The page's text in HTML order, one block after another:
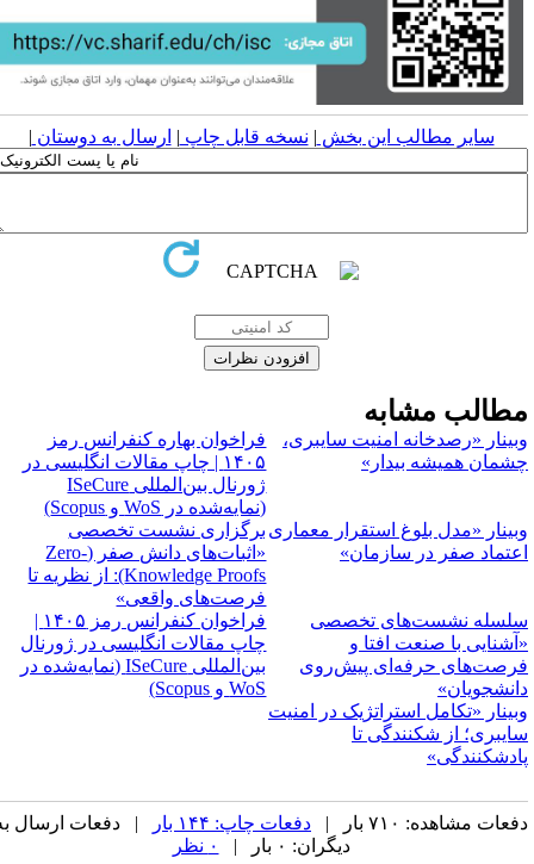
سایر مطالب این بخش | نسخه قابل چاپ| ارسال به دوستان|
مشابه
«رصدخانه امنیت سایبری،
همیشه بیدار»
فراخوان بهاره کنفرانس رمز
۱۴۰۵ | چاپ مقالات انگلیسی در
ژورنال بین‌المللی ISeCure
(نمایه‌شده در WoS و Scopus)
«مدل بلوغ استقرار معماری
صفر در سازمان»
برگزاری نشست تخصصی
«اثبات‌های دانش صفر (Zero-
Knowledge Proofs): از نظریه تا
فرصت‌های واقعی»
نشست‌های تخصصی
با صنعت افتا و
حرفه‌ای پیش‌روی
فراخوان کنفرانس رمز ۱۴۰۵ |
چاپ مقالات انگلیسی در ژورنال
بین‌المللی ISeCure (نمایه‌شده در
WoS و Scopus)
«تکامل استراتژیک در امنیت
از شکنندگی تا
مشاهده: ۷۱۰ بار | دفعات چاپ: ۱۴۴ بار
| دفعات ارسال به
دیگران: ۰ بار |